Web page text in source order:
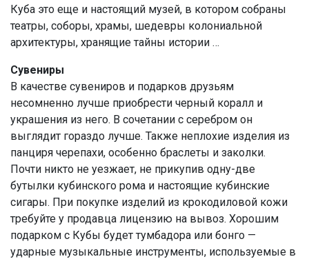
Куба это еще и настоящий музей, в котором собраны
театры, соборы, храмы, шедевры колониальной
архитектуры, хранящие тайны истории …
Сувениры
В качестве сувениров и подарков друзьям
несомненно лучше приобрести черный коралл и
украшения из него. В сочетании с серебром он
выглядит гораздо лучше. Также неплохие изделия из
панциря черепахи, особенно браслеты и заколки.
Почти никто не уезжает, не прикупив одну-две
бутылки кубинского рома и настоящие кубинские
сигары. При покупке изделий из крокодиловой кожи
требуйте у продавца лицензию на вывоз. Хорошим
подарком с Кубы будет тумбадора или бонго —
ударные музыкальные инструменты, используемые в